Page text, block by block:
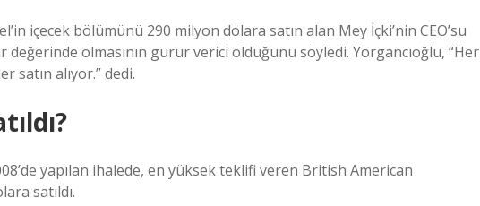
içecek bölümünü 290 milyon dolara satın alan Mey İçki’nin CEO’su
değerinde olmasının gurur verici olduğunu söyledi. Yorgancıoğlu, “Her
satın alıyor.” dedi.
yapılan ihalede, en yüksek teklifi veren British American
satıldı.